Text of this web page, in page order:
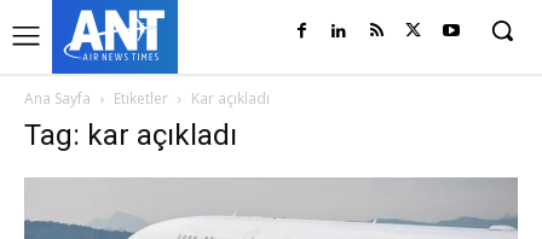
Ana Sayfa Etiketler Kar açıkladı
Tag: kar açıkladı